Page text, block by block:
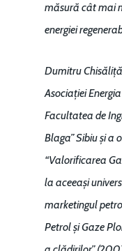
măsură cât mai
energiei
Dumitru
Asociației
Facultatea de
Blaga” Sibiu și a
“Valorificarea
la aceeași
marketingul
Petrol și Gaze